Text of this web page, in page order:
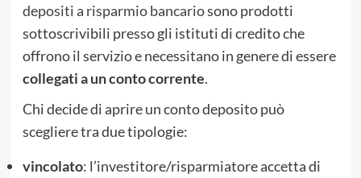
depositi a risparmio bancariosono prodotti
sottoscrivibili presso gli istituti di credito che
offrono il servizio e necessitano in genere di essere
collegati a un conto corrente.
Chi decide di aprire un conto deposito può
scegliere tra due tipologie:
vincolato: l’investitore/risparmiatore accetta di